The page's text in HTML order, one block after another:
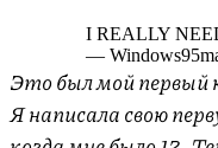
I REALLY
—
Это был мой первый
Я написала свою